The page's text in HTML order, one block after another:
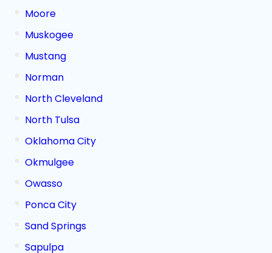
Moore
Muskogee
Mustang
Norman
North Cleveland
North Tulsa
Oklahoma City
Okmulgee
Owasso
Ponca City
Sand Springs
Sapulpa